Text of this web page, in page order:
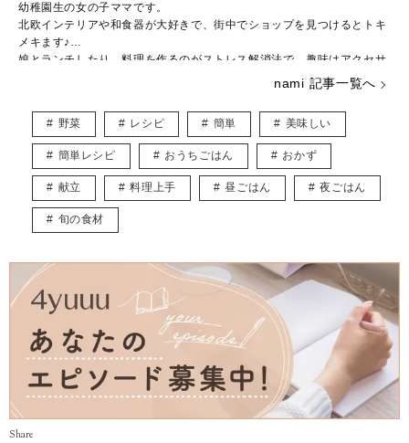
幼稚園生の女の子ママです。
北欧インテリアや和食器が大好きで、街中でショップを見つけるとトキ
メキます♪
娘とランチしたり、料理を作るのがストレス解消法で、趣味はアクセサ
緒に暮らしたいなぁと夢見ています。
皆様に役立つ情報を、楽しくお届けしていけたらと思います♡
nami 記事一覧へ
野菜 レシピ 簡単 美味しい
簡単レシピ おうちごはん おかず
献立 料理上手 昼ごはん 夜ごはん
旬の食材
Share